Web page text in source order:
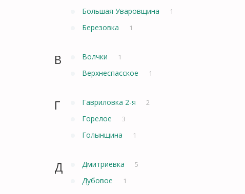
Большая Уваровщина 1
Березовка 1
В Волчки 1
Верхнеспасское 1
Г Гавриловка 2-я 2
Горелое 3
Голынщина 1
Д Дмитриевка 5
Дубовое 1